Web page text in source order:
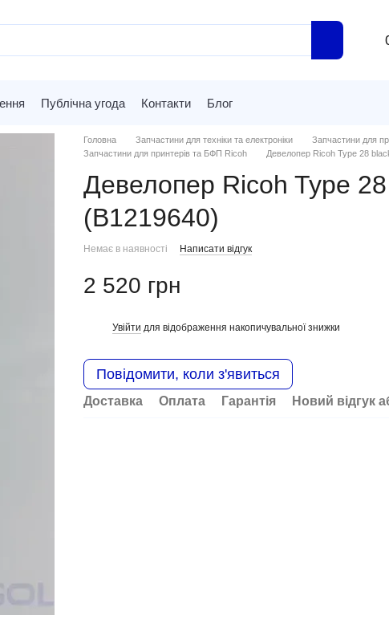
Публічна угода Контакти Блог
Головна Запчастини для техніки та електроніки
Запчастини для
Запчастини для принтерів та БФП Ricoh
Девелопер Ricoh Type 28
Девелопер Ricoh Type
(B1219640)
Немає в наявності Написати відгук
2 520 грн
Увійти для відображення накопичувальної знижки
Повідомити, коли з'явиться
Доставка Оплата Гарантія Новий відгук